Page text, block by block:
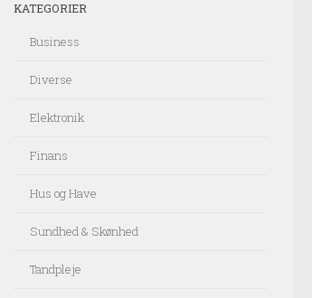
KATEGORIER
Business
Diverse
Elektronik
Finans
Hus og Have
Sundhed & Skønhed
Tandpleje